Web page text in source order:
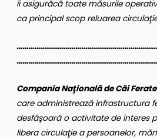
îi asigurăcă toate măsurile
ca principal scop reluarea
Compania Naţională de Căi Ferate
care administrează infrastructura
desfăşoară o activitate de interes
libera circulaţie a persoanelor,